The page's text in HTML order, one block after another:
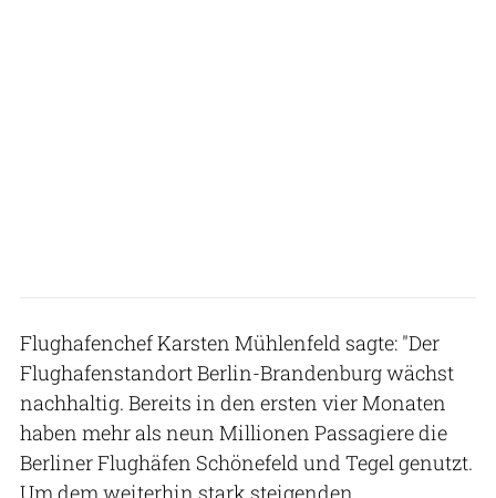
Flughafenchef Karsten Mühlenfeld sagte: "Der
Flughafenstandort Berlin-Brandenburg wächst
nachhaltig. Bereits in den ersten vier Monaten
haben mehr als neun Millionen Passagiere die
Berliner Flughäfen Schönefeld und Tegel genutzt.
Um dem weiterhin stark steigenden